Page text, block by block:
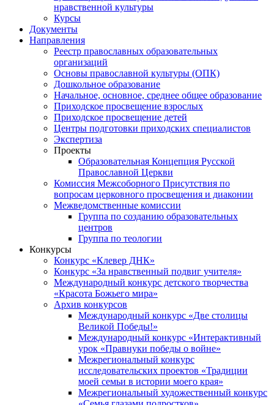
нравственной культуры
Курсы
Документы
Направления
Реестр православных образовательных
организаций
Основы православной культуры (ОПК)
Дошкольное образование
Начальное, основное, среднее общее образование
Приходское просвещение взрослых
Приходское просвещение детей
Центры подготовки приходских специалистов
Экспертиза
Проекты
Образовательная Концепция Русской
Православной Церкви
Комиссия Межсоборного Присутствия по
вопросам церковного просвещения и диаконии
Межведомственные комиссии
Группа по созданию образовательных
центров
Группа по теологии
Конкурсы
Конкурс «Клевер ДНК»
Конкурс «За нравственный подвиг учителя»
Международный конкурс детского творчества
«Красота Божьего мира»
Архив конкурсов
Международный конкурс «Две столицы
Великой Победы!»
Международный конкурс «Интерактивный
урок «Правнуки победы о войне»
Межрегиональный конкурс
исследовательских проектов «Традиции
моей семьи в истории моего края»
Межрегиональный художественный конкурс